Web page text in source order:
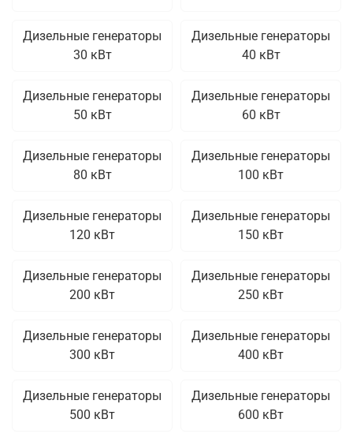
Дизельные генераторы
30 кВт
Дизельные генераторы
40 кВт
Дизельные генераторы
50 кВт
Дизельные генераторы
60 кВт
Дизельные генераторы
80 кВт
Дизельные генераторы
100 кВт
Дизельные генераторы
120 кВт
Дизельные генераторы
150 кВт
Дизельные генераторы
200 кВт
Дизельные генераторы
250 кВт
Дизельные генераторы
300 кВт
Дизельные генераторы
400 кВт
Дизельные генераторы
500 кВт
Дизельные генераторы
600 кВт